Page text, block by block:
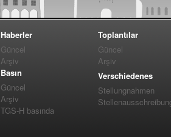
Haberler
Güncel
Arşiv
Basın
Güncel
Arşiv
TGS-H basında
Toplantılar
Güncel
Arşiv
Verschiedenes
Stellungnahmen